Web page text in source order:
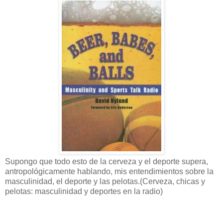
Supongo que todo esto de la cerveza y el deporte supera,
antropológicamente hablando, mis entendimientos sobre la
masculinidad, el deporte y las pelotas.(Cerveza, chicas y
pelotas: masculinidad y deportes en la radio)